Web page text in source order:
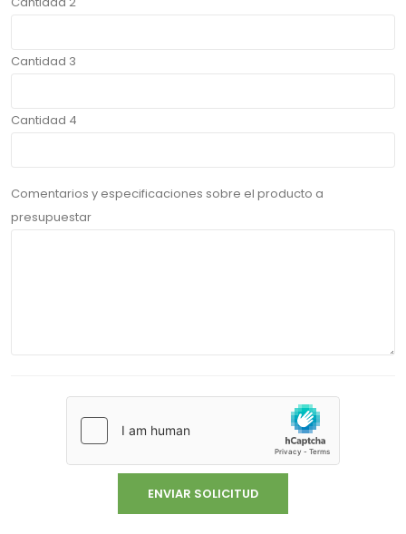
Cantidad 3
Cantidad 4
Comentarios y especificaciones sobre el producto a
presupuestar